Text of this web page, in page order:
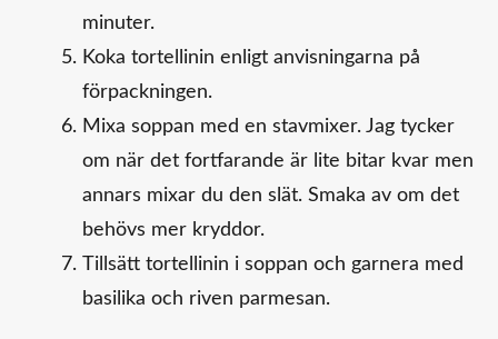
minuter.
Koka tortellinin enligt anvisningarna på
förpackningen.
Mixa soppan med en stavmixer. Jag tycker
om när det fortfarande är lite bitar kvar men
annars mixar du den slät. Smaka av om det
behövs mer kryddor.
Tillsätt tortellinin i soppan och garnera med
basilika och riven parmesan.